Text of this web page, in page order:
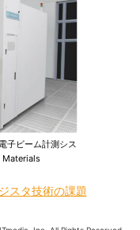
子ビーム計測シス
Materials
スタ技術の課題